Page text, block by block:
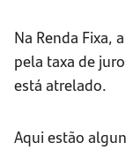
Na Renda Fixa,
pela taxa de
está atrelado.
Aqui estão